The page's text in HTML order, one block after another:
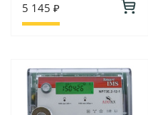
5 145 ₽